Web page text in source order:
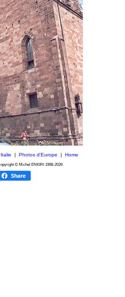
Italie Photos d'Europe Home
© Michel ENKIRI 1998-2026